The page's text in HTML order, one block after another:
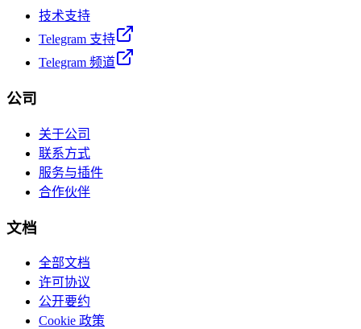
技术支持
Telegram 支持
Telegram 频道
公司
关于公司
联系方式
服务与插件
合作伙伴
文档
全部文档
许可协议
公开要约
Cookie 政策